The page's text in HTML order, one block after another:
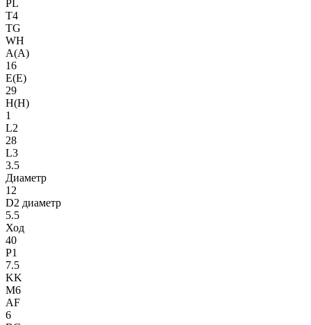
PL
T4
TG
WH
A(A)
16
E(E)
29
H(H)
1
L2
28
L3
3.5
Диаметр
12
D2 диаметр
5.5
Ход
40
P1
7.5
KK
M6
AF
6